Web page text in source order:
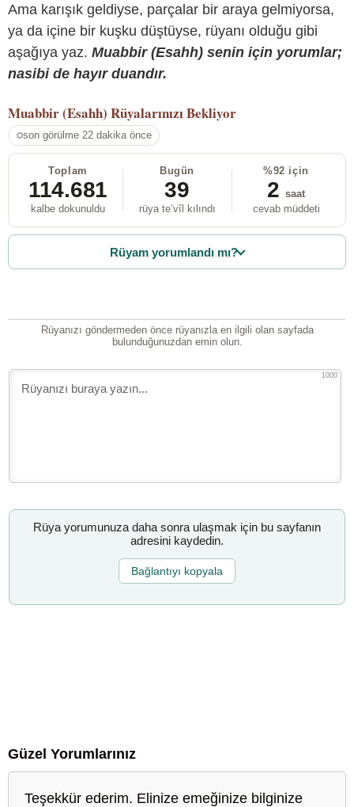
Ama karışık geldiyse, parçalar bir araya gelmiyorsa,
ya da içine bir kuşku düştüyse, rüyanı olduğu gibi
aşağıya yaz. Muabbir (Esahh) senin için yorumlar;
nasibi de hayır duandır.
Muabbir (Esahh) Rüyalarınızı Bekliyor
son görülme 22 dakika önce
Toplam
114.681
kalbe dokunuldu
Bugün
39
rüya te’vîl kılındı
%92 için
2 saat
cevab müddeti
Rüyam yorumlandı mı?
Rüyanızı göndermeden önce rüyanızla en ilgili olan sayfada
bulunduğunuzdan emin olun.
1000
Rüya yorumunuza daha sonra ulaşmak için bu sayfanın
adresini kaydedin.
Bağlantıyı kopyala
Güzel Yorumlarınız
Teşekkür ederim. Elinize emeğinize bilginize